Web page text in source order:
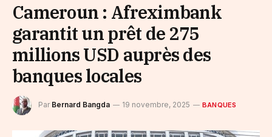
Cameroun : Afreximbank
garantit un prêt de 275
millions USD auprès des
banques locales
Par Bernard Bangda 19 novembre, 2025 BANQUES